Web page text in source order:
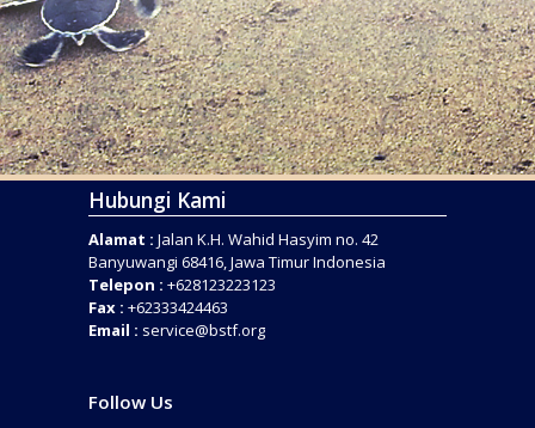
Hubungi Kami
Alamat : Jalan K.H. Wahid Hasyim no. 42
Banyuwangi 68416, Jawa Timur Indonesia
Telepon : +628123223123
Fax : +62333424463
Email : service@bstf.org
Follow Us